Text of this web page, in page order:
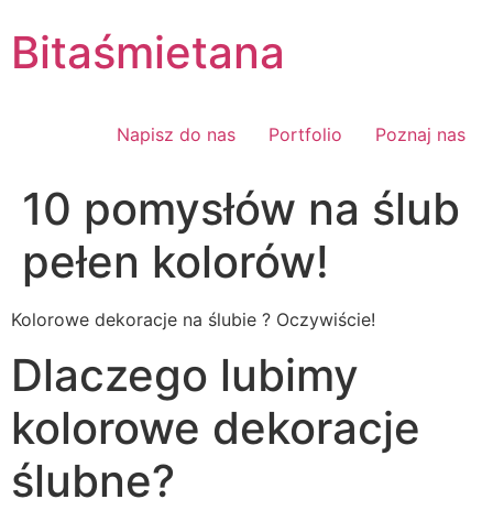
to
content
Bitaśmietana
Napisz do nas Portfolio Poznaj nas
10 pomysłów na ślub
pełen kolorów!
Kolorowe dekoracje na ślubie ? Oczywiście!
Dlaczego lubimy
kolorowe dekoracje
ślubne?